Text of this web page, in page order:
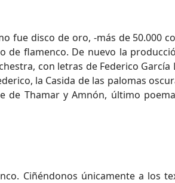
fue disco de oro, -más de 50.000
flamenco. De nuevo la
con letras de Federico García
la Casida de las palomas
de Thamar y Amnón, último
Ciñéndonos únicamente a los